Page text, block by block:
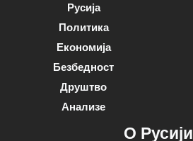
Русија
Политика
Економија
Безбедност
Друштво
Анализе
О Русији